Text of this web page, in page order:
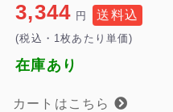
3,344 円 送料込
(税込・1枚あたり単価)
在庫あり
カートはこちら